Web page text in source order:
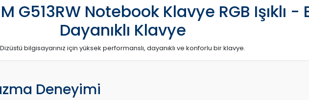
G513RW Notebook Klavye RGB Işıklı
Dayanıklı Klavye
Dizüstü bilgisayarınız için yüksek performanslı, dayanıklı ve konforlu bir klavye.
Deneyimi